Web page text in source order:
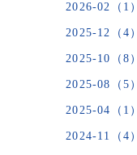
2026-02（1）
2025-12（4）
2025-10（8）
2025-08（5）
2025-04（1）
2024-11（4）